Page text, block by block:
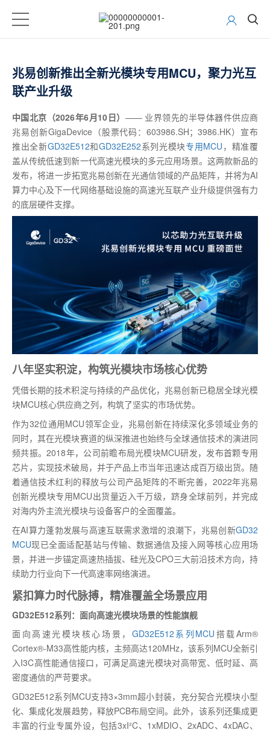
兆易创新推出全新光模块专用MCU，聚力光互
联产业升级
中国北京（2026年6月10日） —— 业界领先的半导体器件供应商
兆易创新GigaDevice（股票代码：603986.SH；3986.HK）宣布
推出全新GD32E512和GD32E252系列光模块专用MCU ，精准覆
盖从传统低速到新一代高速光模块的多元应用场景。这两款新品的
发布，将进一步拓宽兆易创新在光通信领域的产品矩阵，并将为AI
算力中心及下一代网络基础设施的高速光互联产业升级提供强有力
的底层硬件支撑。
八年坚实积淀，构筑光模块市场核心优势
凭借长期的技术积淀与持续的产品优化，兆易创新已稳居全球光模
块MCU核心供应商之列，构筑了坚实的市场优势。
作为32位通用MCU领军企业，兆易创新在持续深化多领域业务的
同时，其在光模块赛道的纵深推进也始终与全球通信技术的演进同
频共振。2018年，公司前瞻布局光模块MCU研发，发布首颗专用
芯片，实现技术破局，并于产品上市当年迅速达成百万级出货。随
着通信技术红利的释放与公司产品矩阵的不断完善，2022年兆易
创新光模块专用MCU出货量迈入千万级，跻身全球前列，并完成
对海内外主流光模块与设备客户的全面覆盖。
在AI算力蓬勃发展与高速互联需求激增的浪潮下，兆易创新GD32
MCU现已全面适配基站与传输、数据通信及接入网等核心应用场
景，并进一步锚定高速热插拔、硅光及CPO三大前沿技术方向，持
续助力行业向下一代高速率网络演进。
紧扣算力时代脉搏，精准覆盖全场景应用
GD32E512系列：面向高速光模块场景的性能旗舰
面向高速光模块核心场景， GD32E512系列MCU 搭载Arm®
Cortex®-M33高性能内核，主频高达120MHz，该系列MCU全新引
入I3C高性能通信接口，可满足高速光模块对高带宽、低时延、高
密度通信的严苛要求。
GD32E512系列MCU支持3×3mm超小封装，充分契合光模块小型
化、集成化发展趋势，释放PCB布局空间。此外，该系列还集成更
丰富的行业专属外设，包括3xI²C、1xMDIO、2xADC、4xDAC、